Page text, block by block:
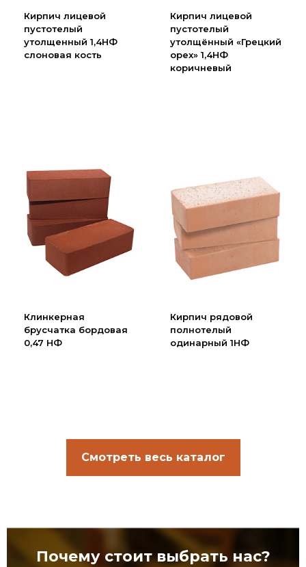
Личный кабинет
Корзина
Кирпич лицевой
пустотелый
утолщенный 1,4НФ
слоновая кость
Кирпич лицевой
пустотелый
утолщённый «Грецкий
орех» 1,4НФ
коричневый
Клинкерная
брусчатка бордовая
0,47 НФ
Кирпич рядовой
полнотелый
одинарный 1НФ
Смотреть весь каталог
Почему стоит выбрать нас?